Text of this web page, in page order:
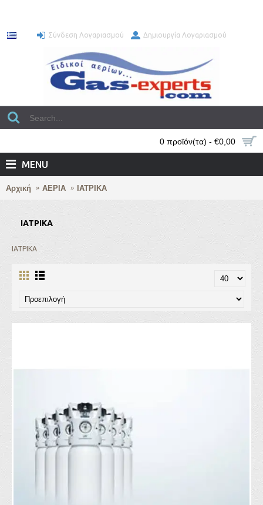
Σύνδεση Λογαριασμού Δημιουργία Λογαριασμού
0 προϊόν(τα) - €0,00
MENU
Αρχική ΑΕΡΙΑ ΙΑΤΡΙΚΑ
ΙΑΤΡΙΚΑ
ΙΑΤΡΙΚΑ